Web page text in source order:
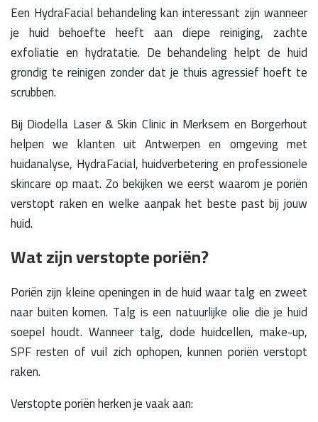
Een HydraFacial behandeling kan interessant zijn wanneer
je huid behoefte heeft aan diepe reiniging, zachte
exfoliatie en hydratatie. De behandeling helpt de huid
grondig te reinigen zonder dat je thuis agressief hoeft te
scrubben.
Bij Diodella Laser & Skin Clinic in Merksem en Borgerhout
helpen we klanten uit Antwerpen en omgeving met
huidanalyse, HydraFacial, huidverbetering en professionele
skincare op maat. Zo bekijken we eerst waarom je poriën
verstopt raken en welke aanpak het beste past bij jouw
huid.
Wat zijn verstopte poriën?
Poriën zijn kleine openingen in de huid waar talg en zweet
naar buiten komen. Talg is een natuurlijke olie die je huid
soepel houdt. Wanneer talg, dode huidcellen, make-up,
SPF resten of vuil zich ophopen, kunnen poriën verstopt
raken.
Verstopte poriën herken je vaak aan: